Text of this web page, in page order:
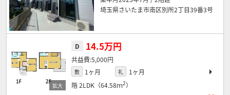
埼玉県さいたま市南区別所2丁目39番3号
D 14.5万円
5,000円
敷 1ヶ月 礼
1ヶ月
階2LDK（64.58ｍ2）